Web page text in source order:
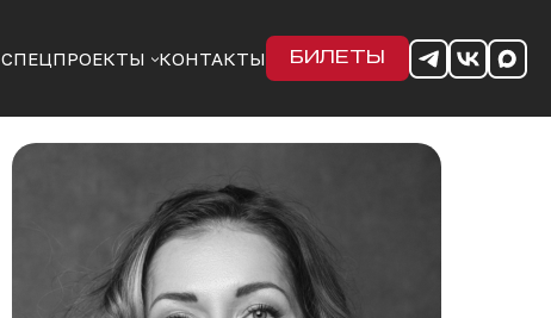
СПЕЦПРОЕКТЫ КОНТАКТЫ БИЛЕТЫ